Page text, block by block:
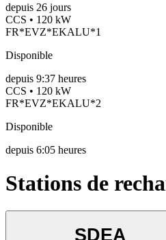
depuis 26 jours
CCS • 120 kW
FR*EVZ*EKALU*1
Disponible
depuis 9:37 heures
CCS • 120 kW
FR*EVZ*EKALU*2
Disponible
depuis 6:05 heures
Stations de
SDEA